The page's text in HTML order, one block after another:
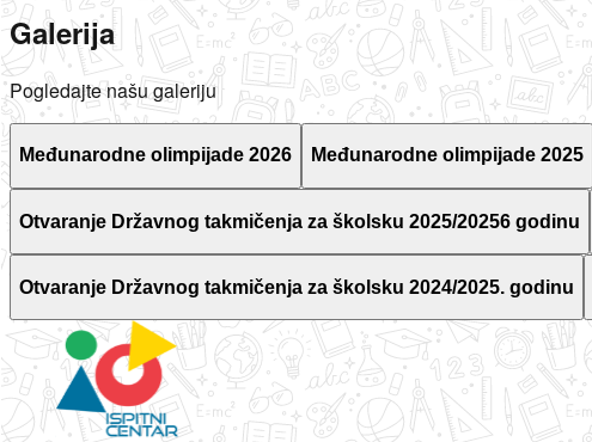
Galerija
Pogledajte našu galeriju
Međunarodne olimpijade 2026 Međunarodne olimpijade 2025
Otvaranje Državnog takmičenja za školsku 2025/20256 godinu
Otvaranje Državnog takmičenja za školsku 2024/2025. godinu